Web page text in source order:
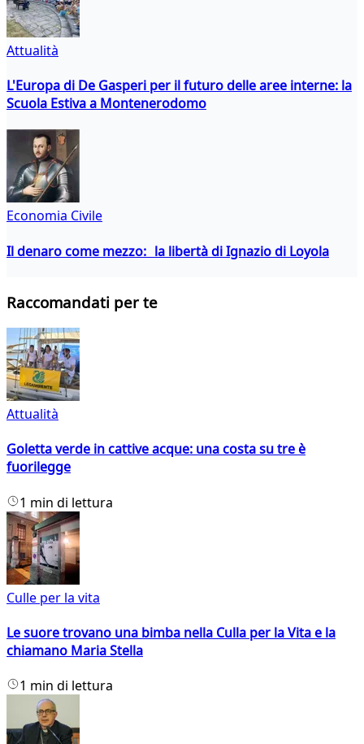
Attualità
L'Europa di De Gasperi per il futuro delle aree interne: la
Scuola Estiva a Montenerodomo
Economia Civile
Il denaro come mezzo: la libertà di Ignazio di Loyola
Raccomandati per te
Attualità
Goletta verde in cattive acque: una costa su tre è
fuorilegge
1 min di lettura
Culle per la vita
Le suore trovano una bimba nella Culla per la Vita e la
chiamano Maria Stella
1 min di lettura